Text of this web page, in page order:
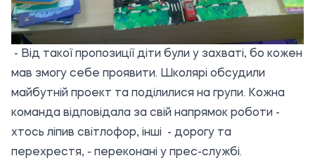
- Від такої пропозиції діти були у захваті, бо кожен
мав змогу себе проявити. Школярі обсудили
майбутній проект та поділилися на групи. Кожна
команда відповідала за свій напрямок роботи -
хтось ліпив світлофор, інші - дорогу та
перехрестя, - переконані у прес-службі.